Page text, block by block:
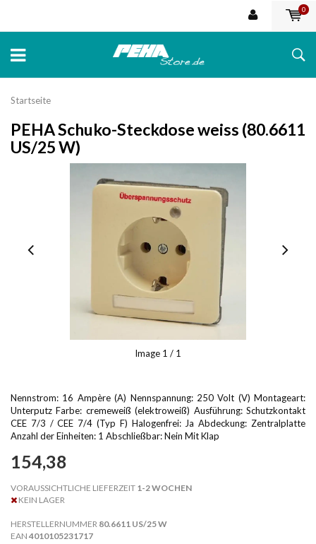
0
Startseite
PEHA Schuko-Steckdose weiss (80.6611
US/25 W)
Image 1 / 1
Nennstrom: 16 Ampère (A) Nennspannung: 250 Volt (V) Montageart:
Unterputz Farbe: cremeweiß (elektroweiß) Ausführung: Schutzkontakt
CEE 7/3 / CEE 7/4 (Typ F) Halogenfrei: Ja Abdeckung: Zentralplatte
Anzahl der Einheiten: 1 Abschließbar: Nein Mit Klap
154,38
VORAUSSICHTLICHE LIEFERZEIT 1-2 WOCHEN
KEIN LAGER
HERSTELLERNUMMER 80.6611 US/25 W
EAN 4010105231717